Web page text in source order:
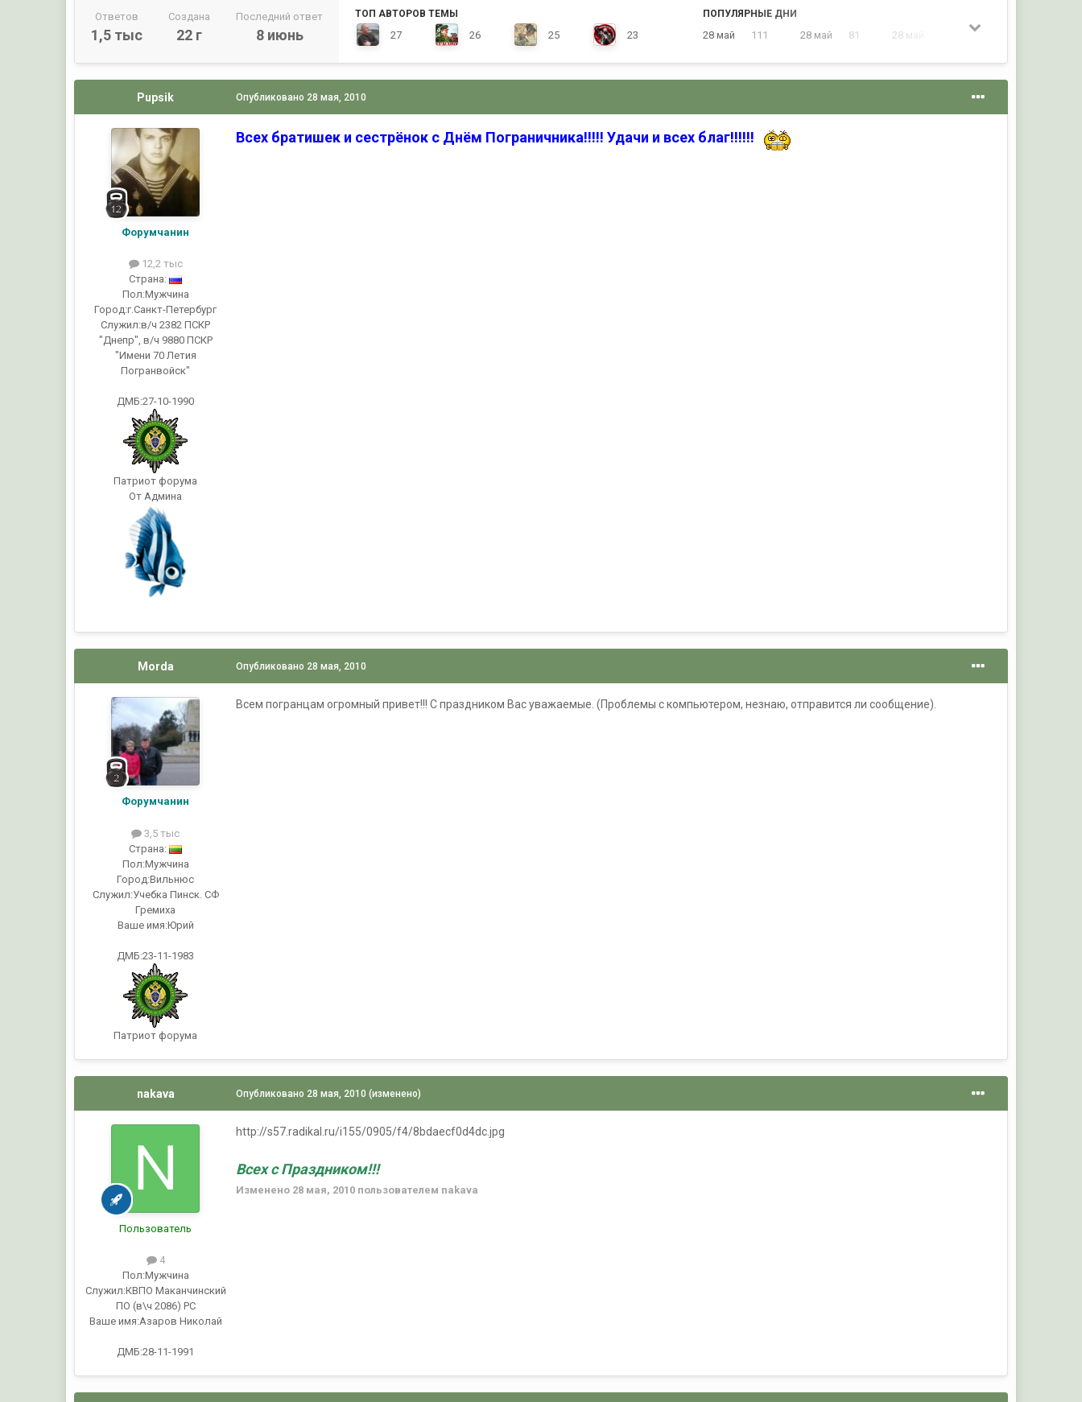
Ответов
1,5 тыс
Создана
22 г
Последний ответ
8 июнь
ТОП АВТОРОВ ТЕМЫ
27 26 25 23
ПОПУЛЯРНЫЕ ДНИ
28 май 111 28 май 81 28 май
Pupsik
Форумчанин
12,2 тыс
Страна:
Пол:Мужчина
Город:г.Санкт-Петербург
Служил:в/ч 2382 ПСКР
"Днепр", в/ч 9880 ПСКР
"Имени 70 Летия
Погранвойск"
ДМБ:27-10-1990
Патриот форума
От Админа
Опубликовано 28 мая, 2010
Всех братишек и сестрёнок с Днём Пограничника!!!!! Удачи и всех благ!!!!!!
Morda
Форумчанин
3,5 тыс
Страна:
Пол:Мужчина
Город:Вильнюс
Служил:Учебка Пинск. СФ
Гремиха
Ваше имя:Юрий
ДМБ:23-11-1983
Патриот форума
Опубликовано 28 мая, 2010
Всем погранцам огромный привет!!! С праздником Вас уважаемые. (Проблемы с компьютером, незнаю, отправится ли сообщение).
nakava
Пользователь
4
Пол:Мужчина
Служил:КВПО Маканчинский
ПО (в\ч 2086) РС
Ваше имя:Азаров Николай
ДМБ:28-11-1991
Опубликовано 28 мая, 2010 (изменено)
http://s57.radikal.ru/i155/0905/f4/8bdaecf0d4dc.jpg
Всех с Праздником!!!
Изменено 28 мая, 2010 пользователем nakava